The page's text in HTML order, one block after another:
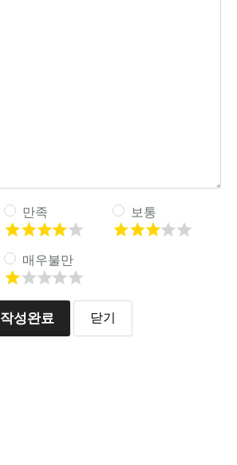
만족 보통
매우불만
작성완료 닫기